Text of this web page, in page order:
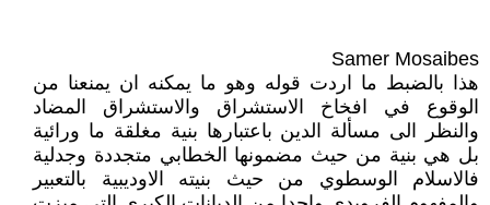
Samer Mosaibes
هذا بالضبط ما اردت قوله وهو ما يمكنه ان يمنعنا من
الوقوع في افخاخ الاستشراق والاستشراق المضاد
والنظر الى مسألة الدين باعتبارها بنية مغلقة ما ورائية
بل هي بنية من حيث مضمونها الخطابي متجددة وجدلية
فالاسلام الوسطوي من حيث بنيته الاوديبية بالتعبير